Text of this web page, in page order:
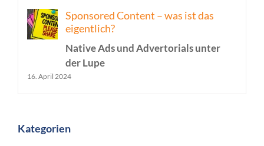
Sponsored Content – was ist das
eigentlich?
Native Ads und Advertorials unter
der Lupe
16. April 2024
Kategorien